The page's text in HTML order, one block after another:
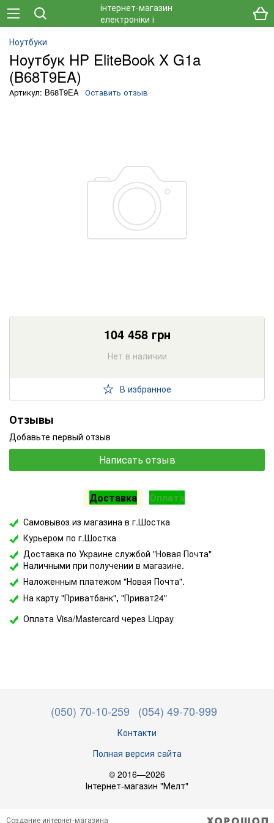
Ноутбуки
Ноутбук HP EliteBook X G1a
(B68T9EA)
Артикул: B68T9EA Оставить отзыв
104 458грн
Нет в наличии
В избранное
Отзывы
Добавьте первый отзыв
Написать отзыв
Доставка Оплата
Самовывоз из магазина в г.Шостка
Курьером по г.Шостка
Доставка по Украине службой "Новая Почта"
Наличными при получении в магазине.
Наложенным платежом "Новая Почта".
На карту "Приватбанк", "Приват24"
Оплата Visa/Mastercard через Liqpay
(050) 70-10-259 (054) 49-70-999
Контакти
Полная версия сайта
© 2016—2026
Інтернет-магазин "Мелт"
Создание интернет-магазина